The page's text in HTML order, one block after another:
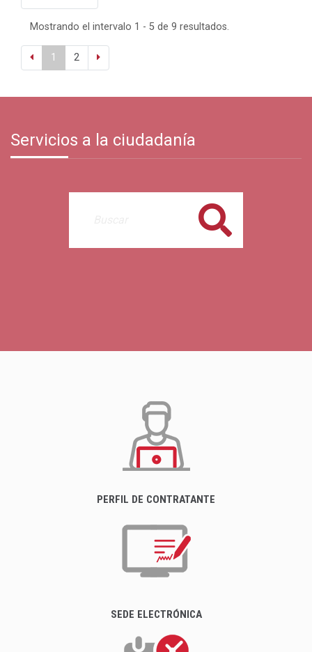
Mostrando el intervalo 1 - 5 de 9 resultados.
1 2
Servicios a la ciudadanía
Buscar
PERFIL DE CONTRATANTE
SEDE ELECTRÓNICA